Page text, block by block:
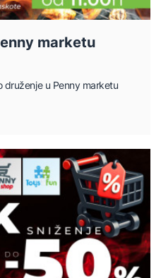
marketu
druženje u Penny marketu